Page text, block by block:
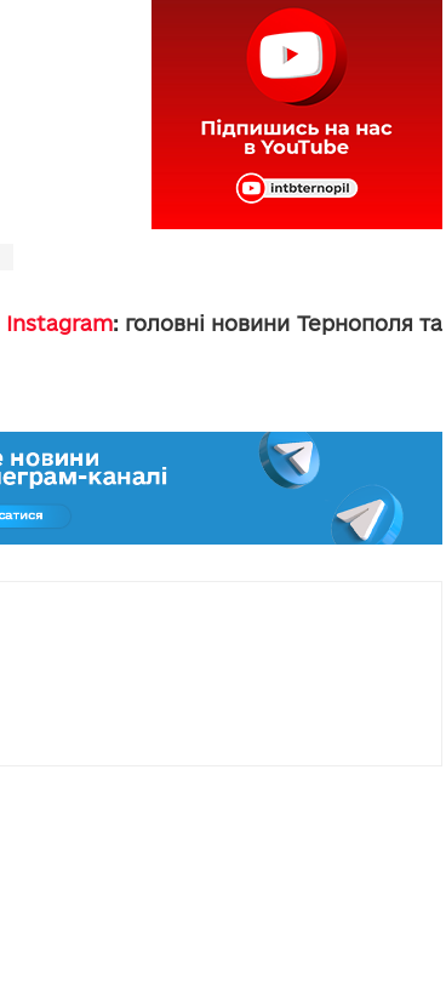
Instagram: головні новини Тернополя та